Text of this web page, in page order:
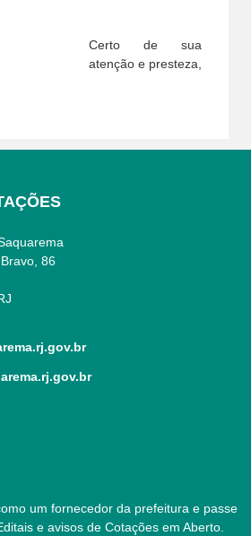
Certo de sua
atenção e presteza,
86
um fornecedor da prefeitura e passe
e avisos de Cotações em Aberto.